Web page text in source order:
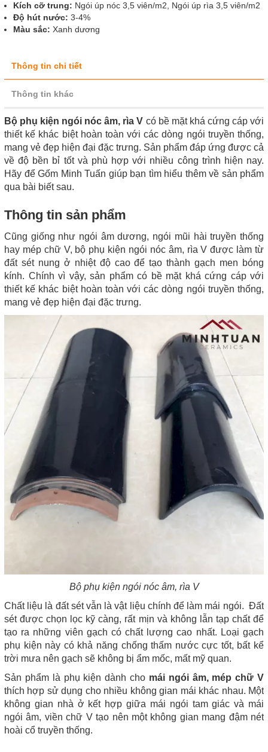
Kích cỡ trung: Ngói úp nóc 3,5 viên/m2, Ngói úp rìa 3,5 viên/m2
Độ hút nước: 3-4%
Màu sắc: Xanh dương
Thông tin chi tiết
Thông tin khác
Bộ phụ kiện ngói nóc âm, rìa V có bề mặt khá cứng cáp với
thiết kế khác biệt hoàn toàn với các dòng ngói truyền thống,
mang vẻ đẹp hiện đại đặc trưng. Sản phẩm đáp ứng được cả
về độ bền bỉ tốt và phù hợp với nhiều công trình hiện nay.
Hãy để Gốm Minh Tuấn giúp bạn tìm hiểu thêm về sản phẩm
qua bài biết sau.
Thông tin sản phẩm
Cũng giống như ngói âm dương, ngói mũi hài truyền thống
hay mép chữ V, bộ phụ kiện ngói nóc âm, rìa V được làm từ
đất sét nung ở nhiệt độ cao để tạo thành gạch men bóng
kính. Chính vì vậy, sản phẩm có bề mặt khá cứng cáp với
thiết kế khác biệt hoàn toàn với các dòng ngói truyền thống,
mang vẻ đẹp hiện đại đặc trưng.
Bộ phụ kiện ngói nóc âm, rìa V
Chất liệu là đất sét vẫn là vật liệu chính để làm mái ngói. Đất
sét được chọn lọc kỹ càng, rất mịn và không lẫn tạp chất để
tạo ra những viên gạch có chất lượng cao nhất. Loại gạch
phụ kiện này có khả năng chống thấm nước cực tốt, bất kể
trời mưa nên gạch sẽ không bị ẩm mốc, mất mỹ quan.
Sản phẩm là phụ kiện dành cho mái ngói âm, mép chữ V
thích hợp sử dụng cho nhiều không gian mái khác nhau. Một
không gian nhà ở kết hợp giữa mái ngói tam giác và mái
ngói âm, viền chữ V tạo nên một không gian mang đậm nét
hoài cổ truyền thống.